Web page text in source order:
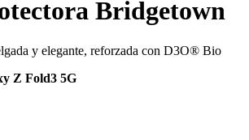
Bridgetown
y elegante, reforzada con D3O® Bio
Z Fold3 5G